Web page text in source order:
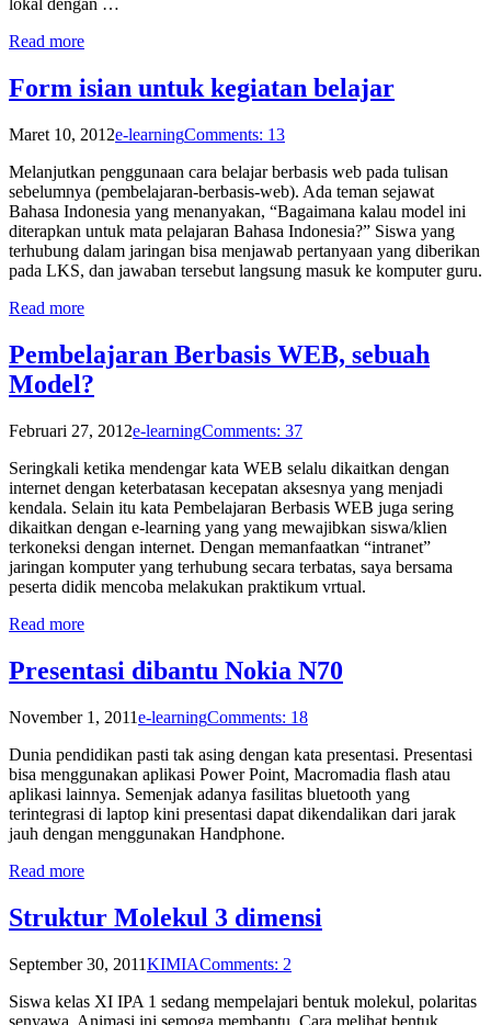
lokal dengan …
Read more
Form isian untuk kegiatan belajar
Maret 10, 2012e-learningComments: 13
Melanjutkan penggunaan cara belajar berbasis web pada tulisan
sebelumnya (pembelajaran-berbasis-web). Ada teman sejawat
Bahasa Indonesia yang menanyakan, “Bagaimana kalau model ini
diterapkan untuk mata pelajaran Bahasa Indonesia?” Siswa yang
terhubung dalam jaringan bisa menjawab pertanyaan yang diberikan
pada LKS, dan jawaban tersebut langsung masuk ke komputer guru.
Read more
Pembelajaran Berbasis WEB, sebuah
Model?
Februari 27, 2012e-learningComments: 37
Seringkali ketika mendengar kata WEB selalu dikaitkan dengan
internet dengan keterbatasan kecepatan aksesnya yang menjadi
kendala. Selain itu kata Pembelajaran Berbasis WEB juga sering
dikaitkan dengan e-learning yang yang mewajibkan siswa/klien
terkoneksi dengan internet. Dengan memanfaatkan “intranet”
jaringan komputer yang terhubung secara terbatas, saya bersama
peserta didik mencoba melakukan praktikum vrtual.
Read more
Presentasi dibantu Nokia N70
November 1, 2011e-learningComments: 18
Dunia pendidikan pasti tak asing dengan kata presentasi. Presentasi
bisa menggunakan aplikasi Power Point, Macromadia flash atau
aplikasi lainnya. Semenjak adanya fasilitas bluetooth yang
terintegrasi di laptop kini presentasi dapat dikendalikan dari jarak
jauh dengan menggunakan Handphone.
Read more
Struktur Molekul 3 dimensi
September 30, 2011KIMIAComments: 2
Siswa kelas XI IPA 1 sedang mempelajari bentuk molekul, polaritas
senyawa. Animasi ini semoga membantu. Cara melihat bentuk